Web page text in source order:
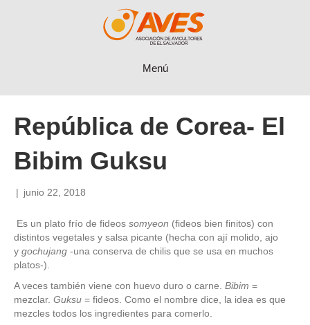
Menú
República de Corea- El
Bibim Guksu
| junio 22, 2018
Es un plato frío de fideos somyeon (fideos bien finitos) con
distintos vegetales y salsa picante (hecha con ají molido, ajo
y gochujang -una conserva de chilis que se usa en muchos
platos-).
A veces también viene con huevo duro o carne. Bibim =
mezclar. Guksu = fideos. Como el nombre dice, la idea es que
mezcles todos los ingredientes para comerlo.